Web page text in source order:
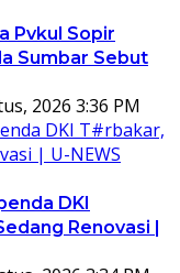
Pvkul Sopir
Sumbar Sebut
2026 3:36 PM
DKI
Renovasi |